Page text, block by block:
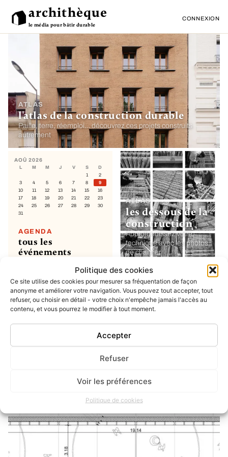
Politique des cookies
Ce site utilise des cookies pour mesurer sa fréquentation de façon
anonyme et améliorer votre navigation. Vous pouvez tout accepter, tout
refuser, ou choisir en détail - votre choix n'empêche jamais l'accès au
contenu, et vous pourrez le modifier à tout moment.
Accepter
Refuser
Voir les préférences
Politique de cookies
archithèque
le média pour bâtir durable
CONNEXION
ATLAS
l'atlas de la construction durable
Paille, terre, réemploi… découvrez ces projets construits
autrement
ATLAS
les dessous de la
construction
Approfondissez votre
technique avec les photos
de chantier
AOÛ 2026
L M M J V S
D
1
2
3
4 5 6 7 8
9
10
11 12 13 14 15
16
17
18 19 20 21 22
23
24
25 26 27 28 29
30
31
AGENDA
tous les
événements
MON COMPTE
soumettre un
projet ou un
évènement